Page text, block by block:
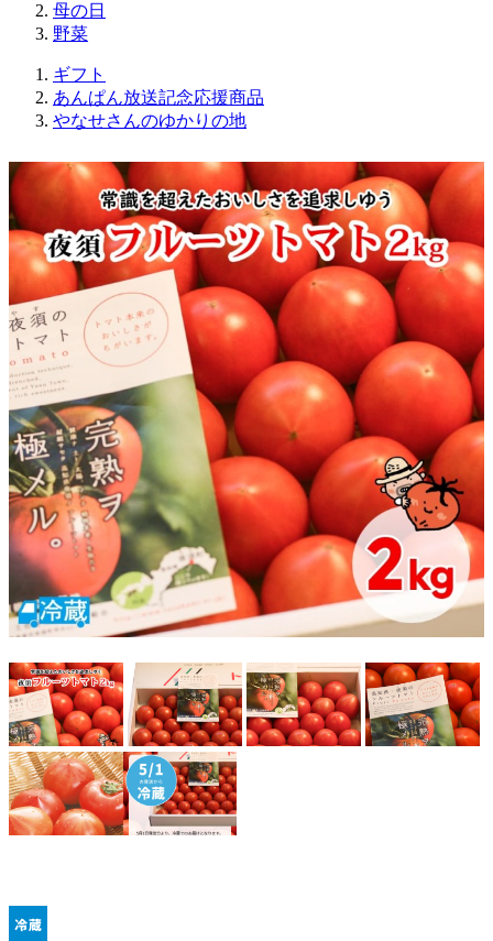
母の日
野菜
ギフト
あんぱん放送記念応援商品
やなせさんのゆかりの地